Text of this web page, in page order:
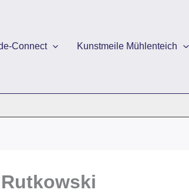
Connect Kunstmeile Mühlenteich